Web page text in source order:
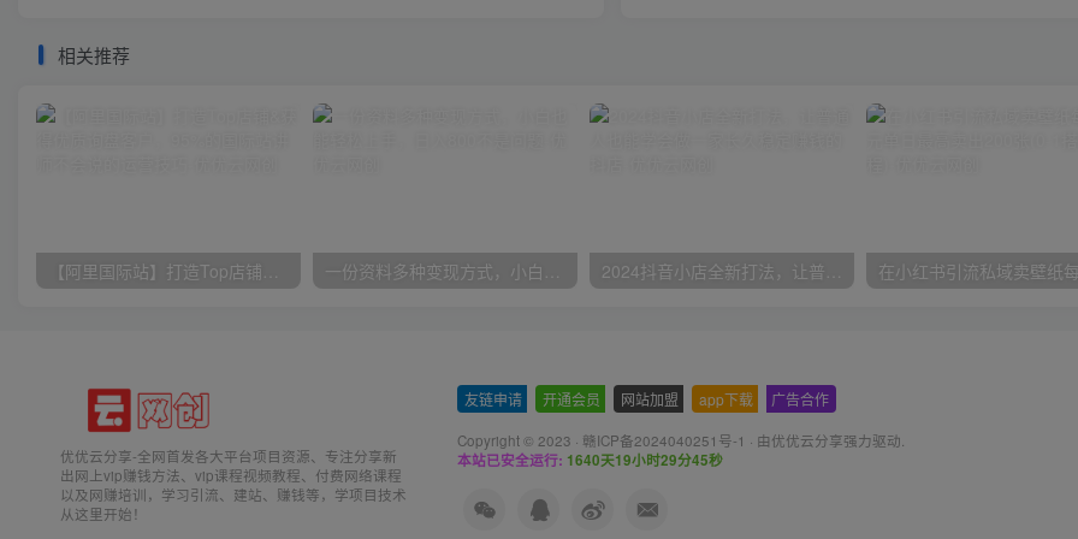
相关推荐
【阿里国际站】打造Top店铺&获得优质询盘客户，​95%的国际站讲师不会说的运营技巧 一份资料多种变现方式，小白也能轻松上手，日入800不是问题 2024抖音小店全新打法，让普通人也能学会做一家长久稳定赚钱的抖店
优优云分享-全网首发各大平台项目资源、专注分享新
出网上vip赚钱方法、vip课程视频教程、付费网络课程
以及网赚培训，学习引流、建站、赚钱等，学项目技术
从这里开始！
友链申请 开通会员 网站加盟 app下载 广告合作
Copyright © 2023 · 赣ICP备2024040251号-1 · 由优优云分享强力驱动.
本站已安全运行: 1640天19小时29分46秒